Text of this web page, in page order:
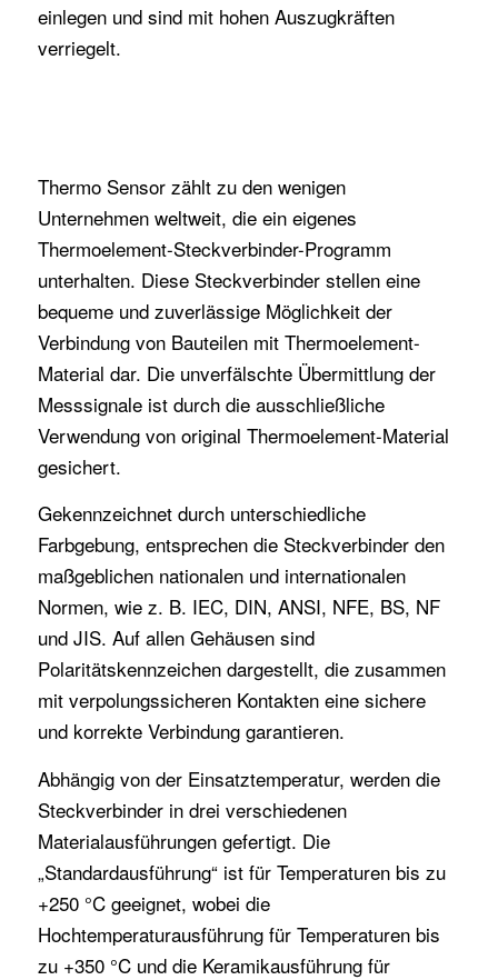
einlegen und sind mit hohen Auszugkräften
verriegelt.
Thermo Sensor zählt zu den wenigen
Unternehmen weltweit, die ein eigenes
Thermoelement-Steckverbinder-Programm
unterhalten. Diese Steckverbinder stellen eine
bequeme und zuverlässige Möglichkeit der
Verbindung von Bauteilen mit Thermoelement-
Material dar. Die unverfälschte Übermittlung der
Messsignale ist durch die ausschließliche
Verwendung von original Thermoelement-Material
gesichert.
Gekennzeichnet durch unterschiedliche
Farbgebung, entsprechen die Steckverbinder den
maßgeblichen nationalen und internationalen
Normen, wie z. B. IEC, DIN, ANSI, NFE, BS, NF
und JIS. Auf allen Gehäusen sind
Polaritätskennzeichen dargestellt, die zusammen
mit verpolungssicheren Kontakten eine sichere
und korrekte Verbindung garantieren.
Abhängig von der Einsatztemperatur, werden die
Steckverbinder in drei verschiedenen
Materialausführungen gefertigt. Die
„Standardausführung“ ist für Temperaturen bis zu
+250 °C geeignet, wobei die
Hochtemperaturausführung für Temperaturen bis
zu +350 °C und die Keramikausführung für